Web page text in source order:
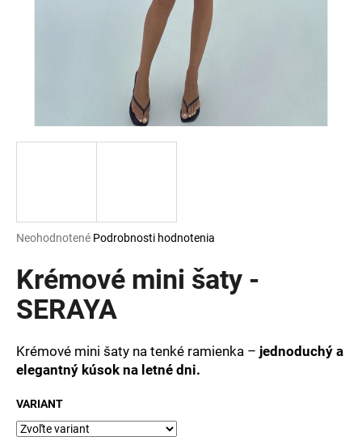
Priemerné
produktu
je
0,0
z
hviezdičiek.
Neohodnotené Podrobnosti hodnotenia
Krémové mini šaty -
SERAYA
Krémové mini šaty na tenké ramienka – jednoduchý a
elegantný kúsok na letné dni.
VARIANT
d
p
o
ú
č
m
e